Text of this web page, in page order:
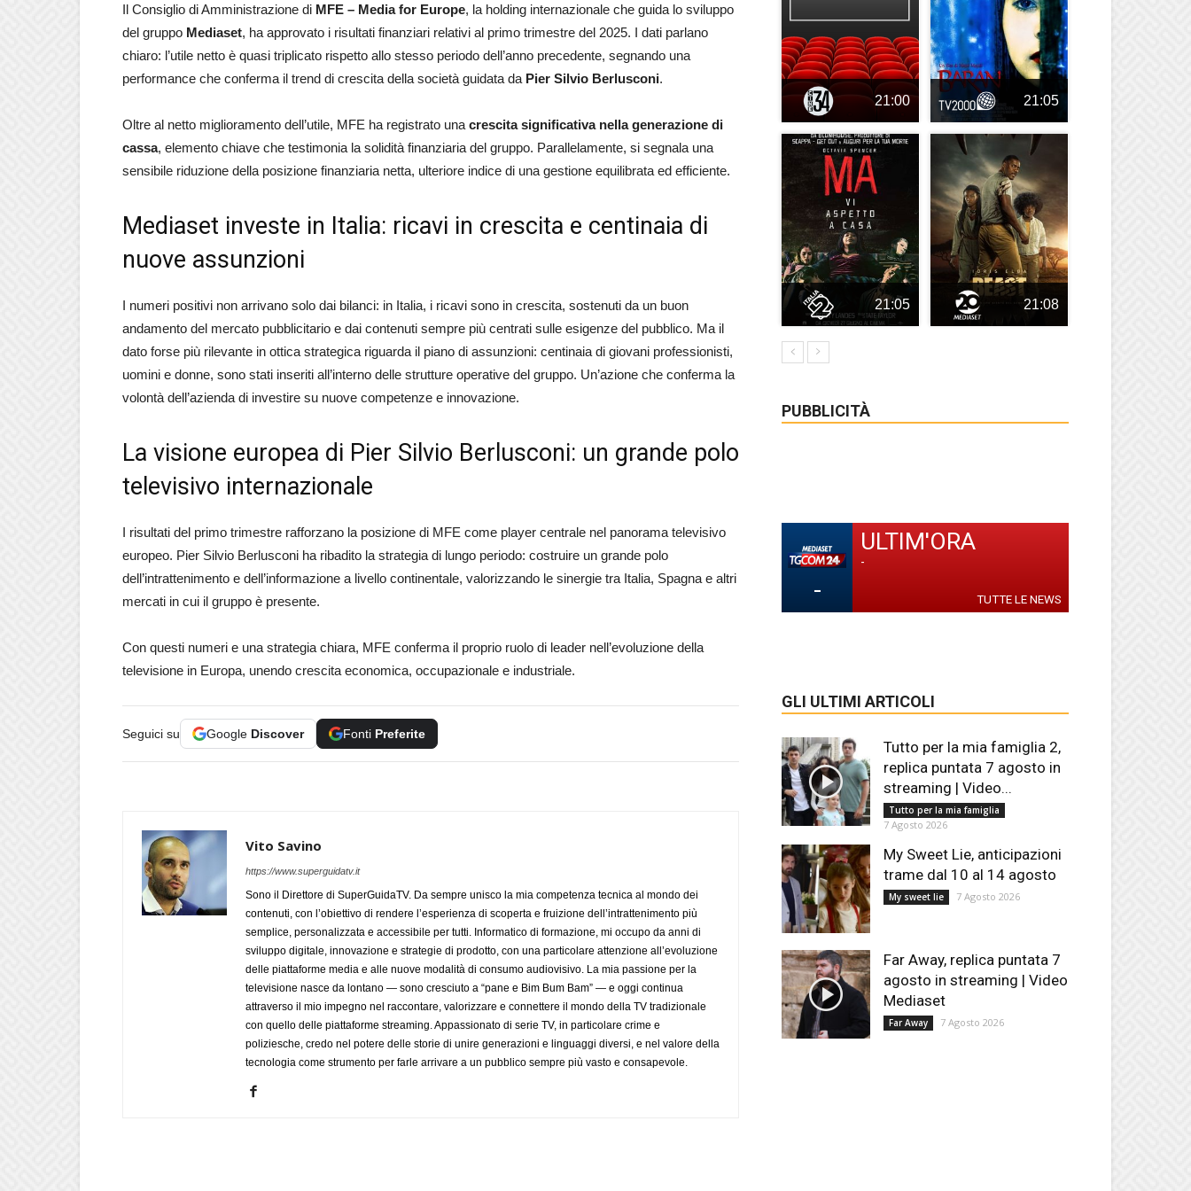
Il Consiglio di Amministrazione di MFE – Media for Europe, la holding internazionale che guida lo sviluppo
del gruppo Mediaset, ha approvato i risultati finanziari relativi al primo trimestre del 2025. I dati parlano
chiaro: l’utile netto è quasi triplicato rispetto allo stesso periodo dell’anno precedente, segnando una
performance che conferma il trend di crescita della società guidata da Pier Silvio Berlusconi.
Oltre al netto miglioramento dell’utile, MFE ha registrato una crescita significativa nella generazione di
cassa, elemento chiave che testimonia la solidità finanziaria del gruppo. Parallelamente, si segnala una
sensibile riduzione della posizione finanziaria netta, ulteriore indice di una gestione equilibrata ed efficiente.
Mediaset investe in Italia: ricavi in crescita e centinaia di
nuove assunzioni
I numeri positivi non arrivano solo dai bilanci: in Italia, i ricavi sono in crescita, sostenuti da un buon
andamento del mercato pubblicitario e dai contenuti sempre più centrati sulle esigenze del pubblico. Ma il
dato forse più rilevante in ottica strategica riguarda il piano di assunzioni: centinaia di giovani professionisti,
uomini e donne, sono stati inseriti all’interno delle strutture operative del gruppo. Un’azione che conferma la
volontà dell’azienda di investire su nuove competenze e innovazione.
La visione europea di Pier Silvio Berlusconi: un grande polo
televisivo internazionale
I risultati del primo trimestre rafforzano la posizione di MFE come player centrale nel panorama televisivo
europeo. Pier Silvio Berlusconi ha ribadito la strategia di lungo periodo: costruire un grande polo
dell’intrattenimento e dell’informazione a livello continentale, valorizzando le sinergie tra Italia, Spagna e altri
mercati in cui il gruppo è presente.
Con questi numeri e una strategia chiara, MFE conferma il proprio ruolo di leader nell’evoluzione della
televisione in Europa, unendo crescita economica, occupazionale e industriale.
Seguici su Google Discover Fonti Preferite
Vito Savino
https://www.superguidatv.it
Sono il Direttore di SuperGuidaTV. Da sempre unisco la mia competenza tecnica al mondo dei
contenuti, con l’obiettivo di rendere l’esperienza di scoperta e fruizione dell’intrattenimento più
semplice, personalizzata e accessibile per tutti. Informatico di formazione, mi occupo da anni di
sviluppo digitale, innovazione e strategie di prodotto, con una particolare attenzione all’evoluzione
delle piattaforme media e alle nuove modalità di consumo audiovisivo. La mia passione per la
televisione nasce da lontano — sono cresciuto a “pane e Bim Bum Bam” — e oggi continua
attraverso il mio impegno nel raccontare, valorizzare e connettere il mondo della TV tradizionale
con quello delle piattaforme streaming. Appassionato di serie TV, in particolare crime e
poliziesche, credo nel potere delle storie di unire generazioni e linguaggi diversi, e nel valore della
tecnologia come strumento per farle arrivare a un pubblico sempre più vasto e consapevole.
21:00 21:05
21:05 21:08
PUBBLICITÀ
-
ULTIM'ORA
-
TUTTE LE NEWS
GLI ULTIMI ARTICOLI
Tutto per la mia famiglia 2,
replica puntata 7 agosto in
streaming | Video...
Tutto per la mia famiglia
7 Agosto 2026
My Sweet Lie, anticipazioni
trame dal 10 al 14 agosto
My sweet lie 7 Agosto 2026
Far Away, replica puntata 7
agosto in streaming | Video
Mediaset
Far Away 7 Agosto 2026